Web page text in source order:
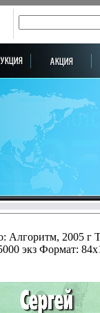
Алгоритм, 2005 г
экз Формат: